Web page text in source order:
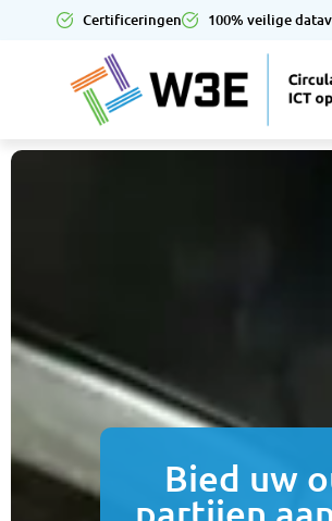
Certificeringen 100% veilige
Bied uw
partijen